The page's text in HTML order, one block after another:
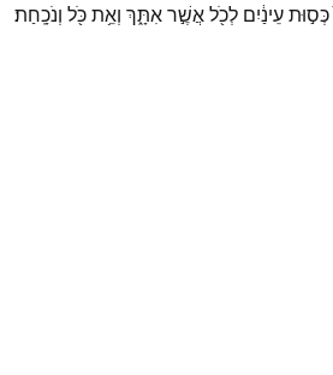
כְּס֣וּתעֵינַ֔יִם לְכֹ֖לאֲשֶׁ֣ראִתָּ֑ךְ וְאֵ֥תכֹּ֖ל וְנֹכָֽחַת׃